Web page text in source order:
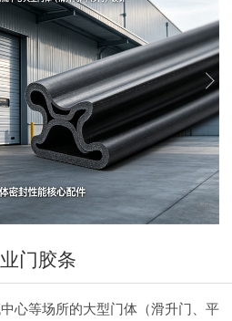
1/3
门胶条
心等场所的大型门体（滑升门、平